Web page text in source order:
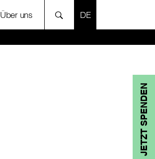
Über uns SPRACHE
JETZT SPENDEN